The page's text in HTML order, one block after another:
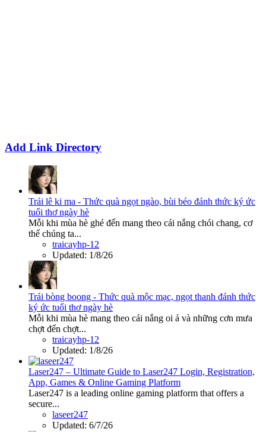
Add Link Directory
Trái lê ki ma - Thức quà ngọt ngào, bùi béo đánh thức ký ức
tuổi thơ ngày hè
Mỗi khi mùa hè ghé đến mang theo cái nắng chói chang, cơ
thể chúng ta...
traicayhp-12
Updated: 1/8/26
Trái bòng boong - Thức quà mộc mạc, ngọt thanh đánh thức
ký ức tuổi thơ ngày hè
Mỗi khi mùa hè mang theo cái nắng oi ả và những cơn mưa
chợt đến chợt...
traicayhp-12
Updated: 1/8/26
Laser247 – Ultimate Guide to Laser247 Login, Registration,
App, Games & Online Gaming Platform
Laser247 is a leading online gaming platform that offers a
secure...
laseer247
Updated: 6/7/26